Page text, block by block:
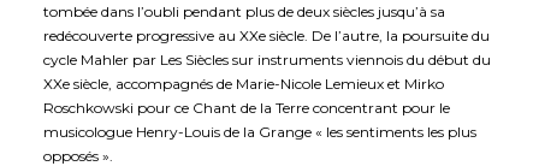
tombée dans l’oubli pendant plus de deux siècles jusqu’à sa
redécouverte progressive au XXe siècle. De l’autre, la poursuite du
cycle Mahler par Les Siècles sur instruments viennois du début du
XXe siècle, accompagnés de Marie-Nicole Lemieux et Mirko
Roschkowski pour ce Chant de la Terre concentrant pour le
musicologue Henry-Louis de la Grange « les sentiments les plus
opposés ».